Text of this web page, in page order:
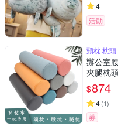
4
活動
頸枕 枕
辦公室
夾腿枕
$874
4(1)
券